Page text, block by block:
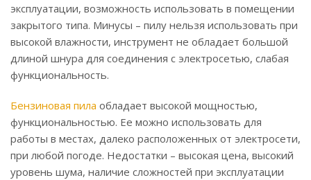
эксплуатации, возможность использовать в помещении
закрытого типа. Минусы – пилу нельзя использовать при
высокой влажности, инструмент не обладает большой
длиной шнура для соединения с электросетью, слабая
функциональность.
Бензиновая пила обладает высокой мощностью,
функциональностью. Ее можно использовать для
работы в местах, далеко расположенных от электросети,
при любой погоде. Недостатки – высокая цена, высокий
уровень шума, наличие сложностей при эксплуатации